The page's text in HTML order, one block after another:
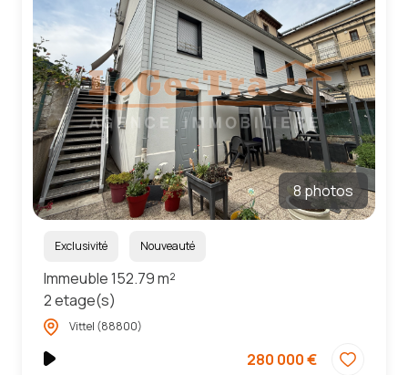
équipe
avis
clients
8 photos
Exclusivité Nouveauté
Immeuble 152.79 m²
2 etage(s)
Vittel (88800)
280 000 €